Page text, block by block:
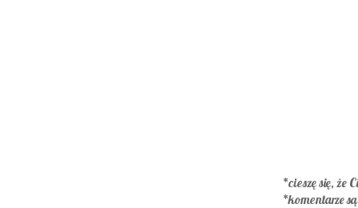
*cieszę się, że
*komentarze